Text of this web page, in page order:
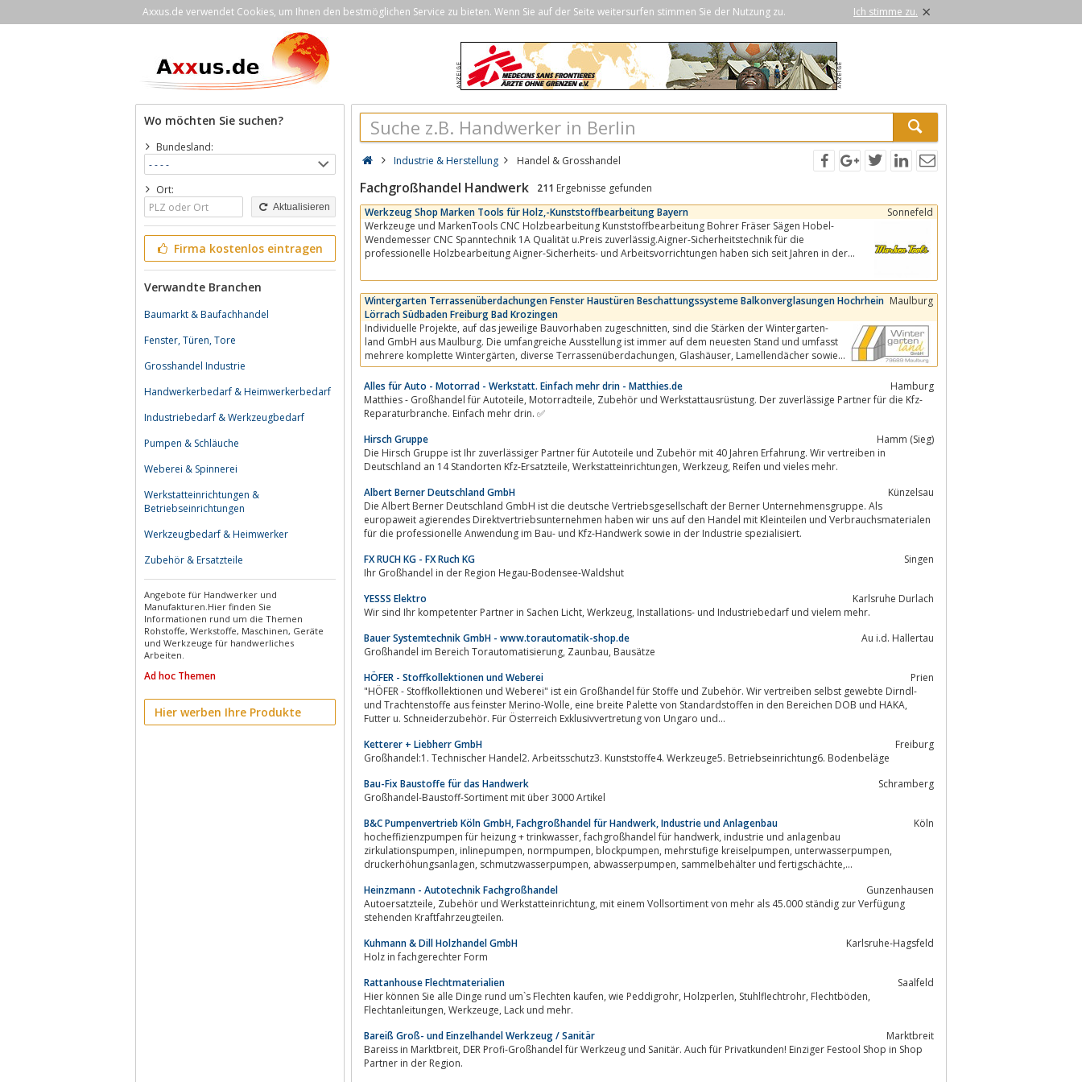
Axxus.de verwendet Cookies, um Ihnen den bestmöglichen Service zu bieten. Wenn Sie auf der Seite weitersurfen stimmen Sie der Nutzung zu. Ich stimme zu. ×
Wo möchten Sie suchen?
Bundesland:
Ort:
Aktualisieren
Firma kostenlos eintragen
Verwandte Branchen
Baumarkt & Baufachhandel
Fenster, Türen, Tore
Grosshandel Industrie
Handwerkerbedarf & Heimwerkerbedarf
Industriebedarf & Werkzeugbedarf
Pumpen & Schläuche
Weberei & Spinnerei
Werkstatteinrichtungen &
Betriebseinrichtungen
Werkzeugbedarf & Heimwerker
Zubehör & Ersatzteile
Angebote für Handwerker und
Manufakturen.Hier finden Sie
Informationen rund um die Themen
Rohstoffe, Werkstoffe, Maschinen, Geräte
und Werkzeuge für handwerliches
Arbeiten.
Ad hoc Themen
Hier werben Ihre Produkte
Industrie & Herstellung Handel & Grosshandel
Fachgroßhandel Handwerk 211 Ergebnisse gefunden
Werkzeug Shop Marken Tools für Holz,-Kunststoffbearbeitung Bayern
Sonnefeld
Werkzeuge und MarkenTools CNC Holzbearbeitung Kunststoffbearbeitung Bohrer Fräser Sägen Hobel-
Wendemesser CNC Spanntechnik 1A Qualität u.Preis zuverlässig.Aigner-Sicherheitstechnik für die
professionelle Holzbearbeitung Aigner-Sicherheits- und Arbeitsvorrichtungen haben sich seit Jahren in der
Wintergarten Terrassenüberdachungen Fenster Haustüren Beschattungssysteme Balkonverglasungen Hochrhein
Lörrach Südbaden Freiburg Bad Krozingen
Maulburg
Individuelle Projekte, auf das jeweilige Bauvorhaben zugeschnitten, sind die Stärken der Wintergarten-
land GmbH aus Maulburg. Die umfangreiche Ausstellung ist immer auf dem neuesten Stand und umfasst
mehrere komplette Wintergärten, diverse Terrassenüberdachungen, Glashäuser, Lamellendächer sowie
verschiedene...
Alles für Auto - Motorrad - Werkstatt. Einfach mehr drin - Matthies.de
Hamburg
Matthies - Großhandel für Autoteile, Motorradteile, Zubehör und Werkstattausrüstung. Der zuverlässige Partner für die Kfz-
Reparaturbranche. Einfach mehr drin. ✅
Hirsch Gruppe
Hamm (Sieg)
Die Hirsch Gruppe ist Ihr zuverlässiger Partner für Autoteile und Zubehör mit 40 Jahren Erfahrung. Wir vertreiben in
Deutschland an 14 Standorten Kfz-Ersatzteile, Werkstatteinrichtungen, Werkzeug, Reifen und vieles mehr.
Albert Berner Deutschland GmbH
Künzelsau
Die Albert Berner Deutschland GmbH ist die deutsche Vertriebsgesellschaft der Berner Unternehmensgruppe. Als
europaweit agierendes Direktvertriebsunternehmen haben wir uns auf den Handel mit Kleinteilen und Verbrauchsmaterialen
für die professionelle Anwendung im Bau- und Kfz-Handwerk sowie in der Industrie spezialisiert.
FX RUCH KG - FX Ruch KG
Singen
Ihr Großhandel in der Region Hegau-Bodensee-Waldshut
YESSS Elektro
Karlsruhe Durlach
Wir sind Ihr kompetenter Partner in Sachen Licht, Werkzeug, Installations- und Industriebedarf und vielem mehr.
Bauer Systemtechnik GmbH - www.torautomatik-shop.de
Au i.d. Hallertau
Großhandel im Bereich Torautomatisierung, Zaunbau, Bausätze
HÖFER - Stoffkollektionen und Weberei
Prien
"HÖFER - Stoffkollektionen und Weberei" ist ein Großhandel für Stoffe und Zubehör. Wir vertreiben selbst gewebte Dirndl-
und Trachtenstoffe aus feinster Merino-Wolle, eine breite Palette von Standardstoffen in den Bereichen DOB und HAKA,
Futter u. Schneiderzubehör. Für Österreich Exklusivvertretung von Ungaro und...
Ketterer + Liebherr GmbH
Freiburg
Großhandel:1. Technischer Handel2. Arbeitsschutz3. Kunststoffe4. Werkzeuge5. Betriebseinrichtung6. Bodenbeläge
Bau-Fix Baustoffe für das Handwerk
Schramberg
Großhandel-Baustoff-Sortiment mit über 3000 Artikel
B&C Pumpenvertrieb Köln GmbH, Fachgroßhandel für Handwerk, Industrie und Anlagenbau
Köln
hocheffizienzpumpen für heizung + trinkwasser, fachgroßhandel für handwerk, industrie und anlagenbau
zirkulationspumpen, inlinepumpen, normpumpen, blockpumpen, mehrstufige kreiselpumpen, unterwasserpumpen,
druckerhöhungsanlagen, schmutzwasserpumpen, abwasserpumpen, sammelbehälter und fertigschächte,...
Heinzmann - Autotechnik Fachgroßhandel
Gunzenhausen
Autoersatzteile, Zubehör und Werkstatteinrichtung, mit einem Vollsortiment von mehr als 45.000 ständig zur Verfügung
stehenden Kraftfahrzeugteilen.
Kuhmann & Dill Holzhandel GmbH
Karlsruhe-Hagsfeld
Holz in fachgerechter Form
Rattanhouse Flechtmaterialien
Saalfeld
Hier können Sie alle Dinge rund um`s Flechten kaufen, wie Peddigrohr, Holzperlen, Stuhlflechtrohr, Flechtböden,
Flechtanleitungen, Werkzeuge, Lack und mehr.
Bareiß Groß- und Einzelhandel Werkzeug / Sanitär
Marktbreit
Bareiss in Marktbreit, DER Profi-Großhandel für Werkzeug und Sanitär. Auch für Privatkunden! Einziger Festool Shop in Shop
Partner in der Region.